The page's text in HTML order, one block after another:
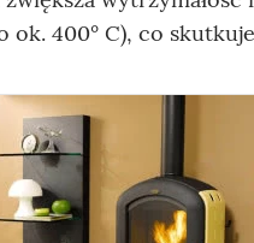
400° C), co